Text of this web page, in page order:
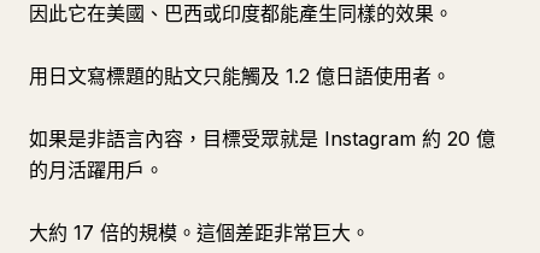
因此它在美國、巴西或印度都能產生同樣的效果。
用日文寫標題的貼文只能觸及 1.2 億日語使用者。
如果是非語言內容，目標受眾就是 Instagram 約 20 億
的月活躍用戶。
大約 17 倍的規模。這個差距非常巨大。